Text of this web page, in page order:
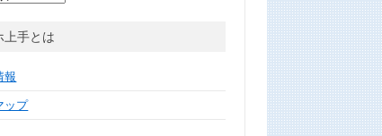
上手とは
報
ップ